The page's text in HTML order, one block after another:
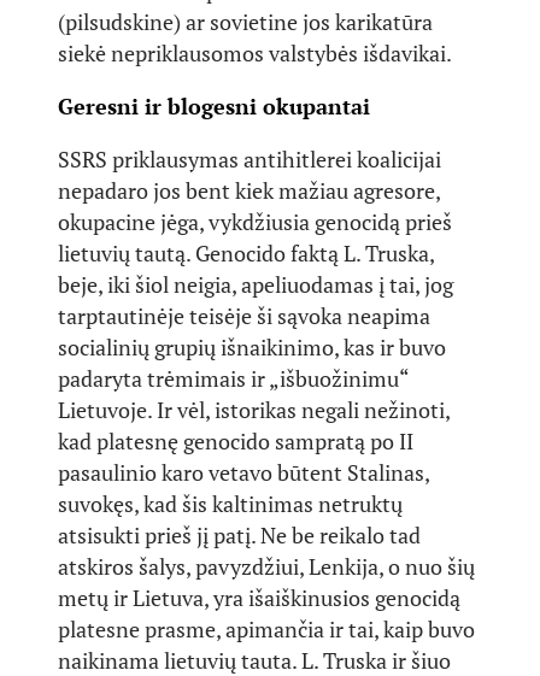
(pilsudskine) ar sovietine jos karikatūra
siekė nepriklausomos valstybės išdavikai.
Geresni ir blogesni okupantai
SSRS priklausymas antihitlerei koalicijai
nepadaro jos bent kiek mažiau agresore,
okupacine jėga, vykdžiusia genocidą prieš
lietuvių tautą. Genocido faktą L. Truska,
beje, iki šiol neigia, apeliuodamas į tai, jog
tarptautinėje teisėje ši sąvoka neapima
socialinių grupių išnaikinimo, kas ir buvo
padaryta trėmimais ir „išbuožinimu“
Lietuvoje. Ir vėl, istorikas negali nežinoti,
kad platesnę genocido sampratą po II
pasaulinio karo vetavo būtent Stalinas,
suvokęs, kad šis kaltinimas netruktų
atsisukti prieš jį patį. Ne be reikalo tad
atskiros šalys, pavyzdžiui, Lenkija, o nuo šių
metų ir Lietuva, yra išaiškinusios genocidą
platesne prasme, apimančia ir tai, kaip buvo
naikinama lietuvių tauta. L. Truska ir šiuo